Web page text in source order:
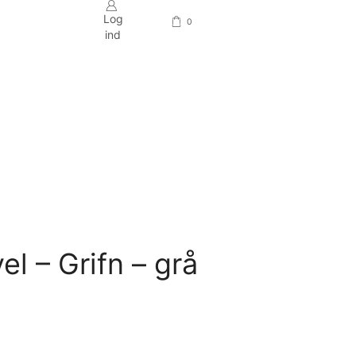
Log
ind
0
– Grifn – grå